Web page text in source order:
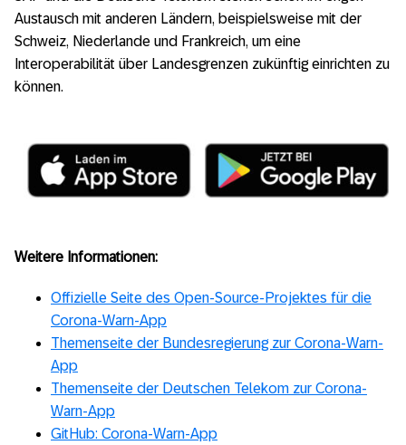
Austausch mit anderen Ländern, beispielsweise mit der
Schweiz, Niederlande und Frankreich, um eine
Interoperabilität über Landesgrenzen zukünftig einrichten zu
können.
Weitere Informationen:
Offizielle Seite des Open-Source-Projektes für die
Corona-Warn-App
Themenseite der Bundesregierung zur Corona-Warn-
App
Themenseite der Deutschen Telekom zur Corona-
Warn-App
GitHub: Corona-Warn-App